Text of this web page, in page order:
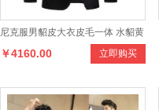
尼克服男貂皮大衣皮毛一体 水貂黄
金貂内胆真皮皮衣男士皮草立即购买
￥4160.00